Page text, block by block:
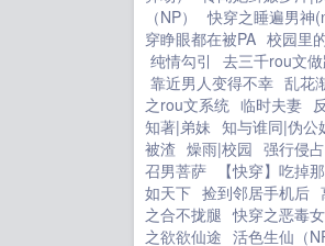
（NP）
快穿之睡遍男神
穿睁眼都在被PA 校园里
纯情勾引
去三千rou文做
靠近男人变得不幸 乱花
之rou文系统 临时夫妻
知著|弟妹 知与谁同|伪公
被渣 燥雨|校园 强行侵
召男菩萨
【快穿】吃掉
如天下 捡到邻居手机后
之合不拢腿 快穿之恶毒
之欲欲仙途 活色生仙（